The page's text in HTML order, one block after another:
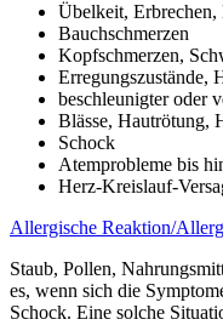
Übelkeit,
Bauchschmerzen
Kopfschmerzen,
Erregungszustände,
beschleunigter oder
Blässe, Hautrötung,
Schock
Atemprobleme bis
Herz-Kreislauf-
Allergische Reaktion/
Staub, Pollen,
es, wenn sich die
Schock. Eine solche